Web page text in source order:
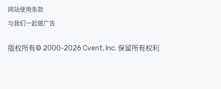
网站使用条款
与我们一起做广告
版权所有© 2000-2026 Cvent, Inc. 保留所有权利